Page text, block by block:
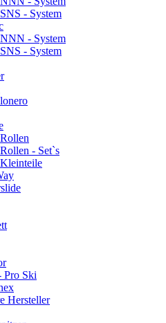
SNS - System
NNN - System
SNS - System
Rollen
Rollen - Set`s
Kleinteile
Pro Ski
Hersteller